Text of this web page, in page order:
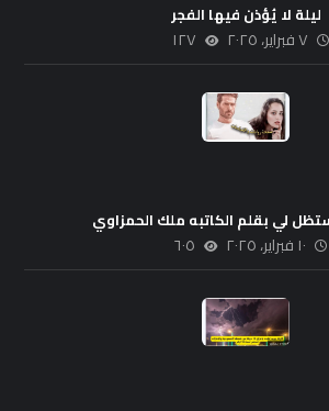
ليلة لا يُؤذن فيها الفجر
٧ فبراير، ٢٠٢٥ ١٢٧
لي بقلم الكاتبه ملك الحمزاوي
١٠ فبراير، ٢٠٢٥ ٦٠٥